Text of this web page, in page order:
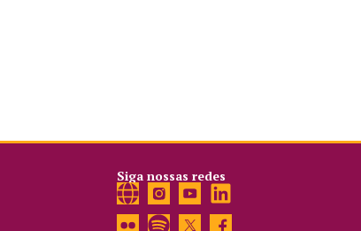
Siga nossas redes